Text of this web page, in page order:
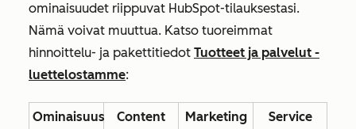
ominaisuudet riippuvat HubSpot-tilauksestasi.
Nämä voivat muuttua. Katso tuoreimmat
hinnoittelu- ja pakettitiedot Tuotteet ja palvelut -
luettelostamme:
Ominaisuus
Content
Marketing
Service